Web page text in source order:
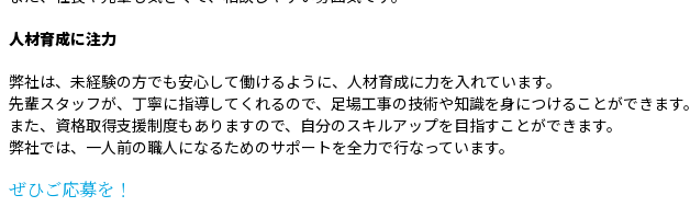
人材育成に注力
弊社は、未経験の方でも安心して働けるように、人材育成に力を入れています。
先輩スタッフが、丁寧に指導してくれるので、足場工事の技術や知識を身につけることができます。
また、資格取得支援制度もありますので、自分のスキルアップを目指すことができます。
弊社では、一人前の職人になるためのサポートを全力で行なっています。
ぜひご応募を！